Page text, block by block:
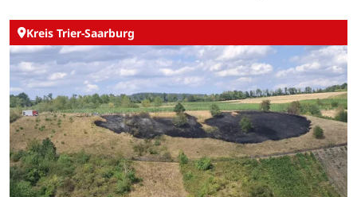
Kreis Trier-Saarburg